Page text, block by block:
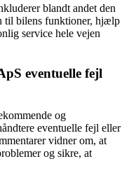
blandt andet den
til bilens funktioner, hjælp
service hele vejen
eventuelle fejl
og
eventuelle fejl eller
vidner om, at
og sikre, at